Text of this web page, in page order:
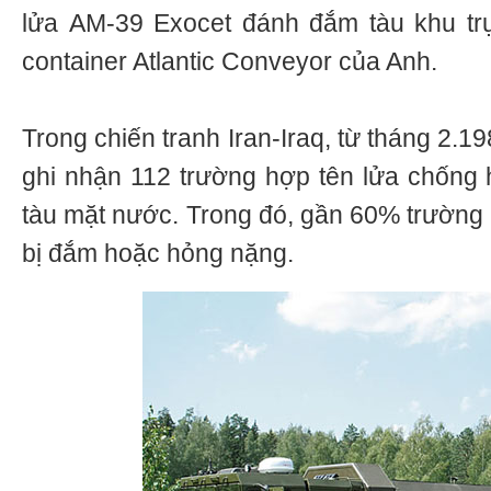
lửa АМ-39 Exocet đánh đắm tàu khu
container Atlantic Conveyor của Anh.
Trong chiến tranh Iran-Iraq, từ tháng
ghi nhận 112 trường hợp tên lửa chống
tàu mặt nước. Trong đó, gần 60%
bị đắm hoặc hỏng nặng.